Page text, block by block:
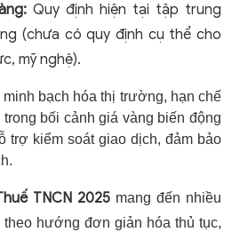
Quy định hiện tại tập trung
(chưa có quy định cụ thể cho
mỹ nghệ).
bạch hóa thị trường, hạn chế
bối cảnh giá vàng biến động
trợ kiểm soát giao dịch, đảm bảo
TNCN 2025 mang đến nhiều
theo hướng đơn giản hóa thủ tục,